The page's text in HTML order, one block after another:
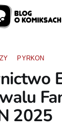
PYRKON
2025